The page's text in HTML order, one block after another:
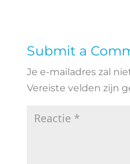
Submit a
Je e-mailadres zal
Vereiste velden zijn